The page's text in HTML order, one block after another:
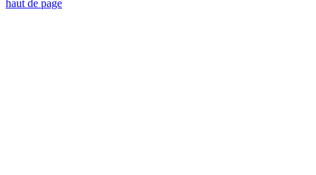
haut de page